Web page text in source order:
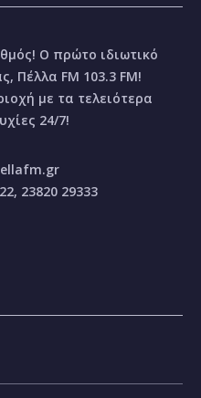
Ο πρώτο ιδιωτικό
Πέλλα FM 103.3 FM!
με τα τελειότερα
24/7!
23820 29333